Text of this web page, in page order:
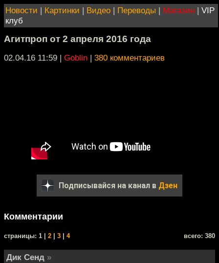
Новости | Картинки | Видео | Переводы | Магазин | VIP
клуб
Агитпроп от 2 апреля 2016 года
02.04.16 11:59 | Goblin | 380 комментариев
Подписывайся на канал в Дзен
Комментарии
cтраницы: 1 | 2 3 4 всего: 380
Дик Сенд »